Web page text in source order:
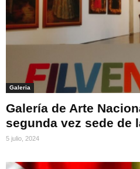
Galeria
Galería de Arte
segunda vez sede de
5 julio, 2024